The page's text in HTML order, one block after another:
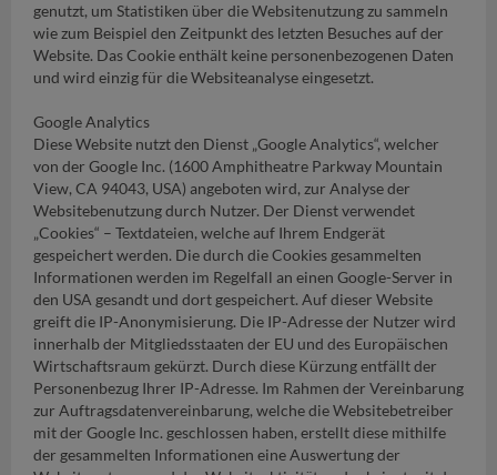
genutzt, um Statistiken über die Websitenutzung zu sammeln
wie zum Beispiel den Zeitpunkt des letzten Besuches auf der
Website. Das Cookie enthält keine personenbezogenen Daten
und wird einzig für die Websiteanalyse eingesetzt.
Google Analytics
Diese Website nutzt den Dienst „Google Analytics“, welcher
von der Google Inc. (1600 Amphitheatre Parkway Mountain
View, CA 94043, USA) angeboten wird, zur Analyse der
Websitebenutzung durch Nutzer. Der Dienst verwendet
„Cookies“ – Textdateien, welche auf Ihrem Endgerät
gespeichert werden. Die durch die Cookies gesammelten
Informationen werden im Regelfall an einen Google-Server in
den USA gesandt und dort gespeichert. Auf dieser Website
greift die IP-Anonymisierung. Die IP-Adresse der Nutzer wird
innerhalb der Mitgliedsstaaten der EU und des Europäischen
Wirtschaftsraum gekürzt. Durch diese Kürzung entfällt der
Personenbezug Ihrer IP-Adresse. Im Rahmen der Vereinbarung
zur Auftragsdatenvereinbarung, welche die Websitebetreiber
mit der Google Inc. geschlossen haben, erstellt diese mithilfe
der gesammelten Informationen eine Auswertung der